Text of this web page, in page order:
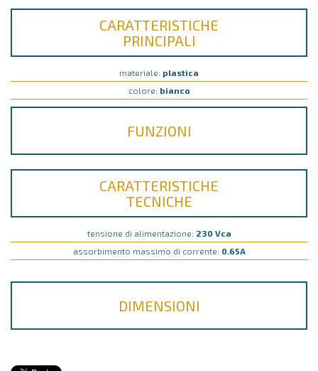
CARATTERISTICHE
PRINCIPALI
materiale: plastica
colore: bianco
FUNZIONI
CARATTERISTICHE
TECNICHE
tensione di alimentazione: 230 Vca
assorbimento massimo di corrente: 0.65A
DIMENSIONI